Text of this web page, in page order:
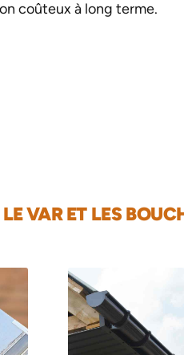
coûteux à long terme.
VAR ET LES